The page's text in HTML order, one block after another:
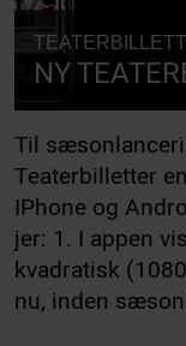
NY
Til
Teaterbilletter
IPhone og
jer: 1. I appen
kvadratisk
nu, inden